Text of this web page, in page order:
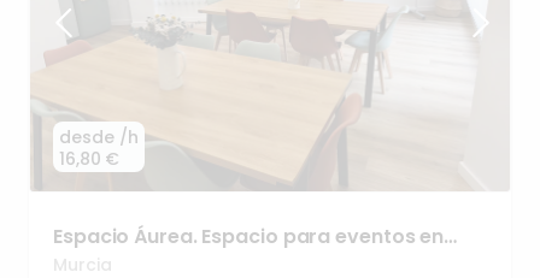
desde
16,80 €
/h
Espacio Áurea. Espacio para eventosen
Murcia
Murcia